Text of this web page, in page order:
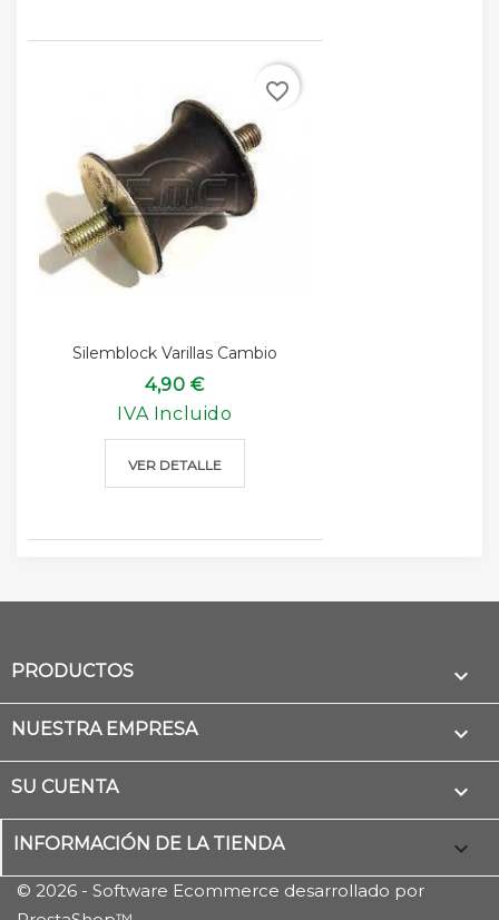
Silemblock Varillas Cambio
4,90 €
IVA Incluido
VER DETALLE
favorite_border
PRODUCTOS 
NUESTRA EMPRESA 
SU CUENTA 
INFORMACIÓN DE LA TIENDA keyboard_arrow_down
© 2026 - Software Ecommerce desarrollado por